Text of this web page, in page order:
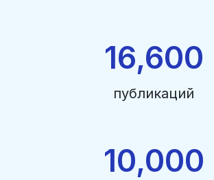
16,600
публикаций
10,000